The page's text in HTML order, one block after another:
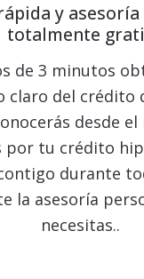
y
totalmente
de 3 minutos
claro del crédito
desde
por tu crédito
durante
la asesoría
necesitas..